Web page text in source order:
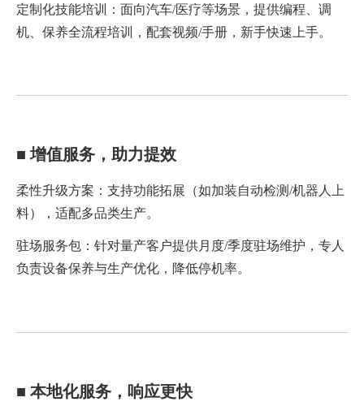
定制化技能培训：面向汽车/医疗等场景，提供编程、调
机、保养全流程培训，配套视频/手册，新手快速上手。
■增值服务，助力提效
柔性升级方案：支持功能拓展（如加装自动检测/机器人上
料），适配多品类生产。
驻场服务包：针对量产客户提供月度/季度驻场维护，专人
负责设备保养与生产优化，降低停机率。
■ 本地化服务，响应更快